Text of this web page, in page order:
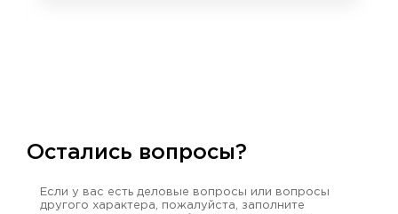
Остались вопросы?
Если у вас есть деловые вопросы или вопросы
другого характера, пожалуйста, заполните